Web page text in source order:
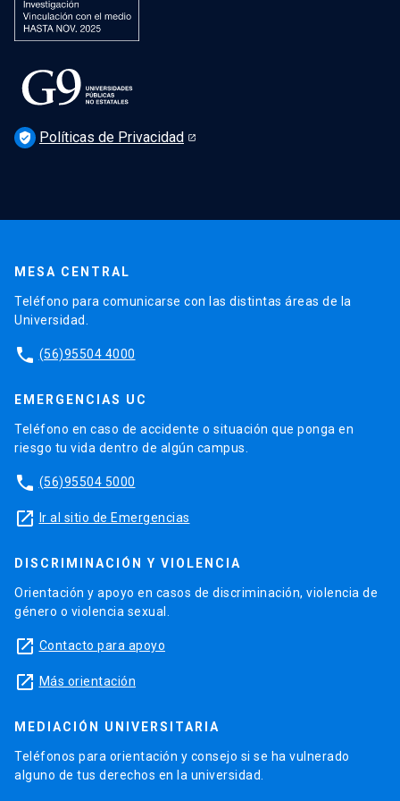
verified_user Políticas de Privacidad
MESA CENTRAL
Teléfono para comunicarse con las distintas áreas de la
Universidad.
phone (56)95504 4000
EMERGENCIAS UC
Teléfono en caso de accidente o situación que ponga en
riesgo tu vida dentro de algún campus.
phone (56)95504 5000
launch Ir al sitio de Emergencias
DISCRIMINACIÓN Y VIOLENCIA
Orientación y apoyo en casos de discriminación, violencia de
género o violencia sexual.
launch Contacto para apoyo
launch Más orientación
MEDIACIÓN UNIVERSITARIA
Teléfonos para orientación y consejo si se ha vulnerado
alguno de tus derechos en la universidad.